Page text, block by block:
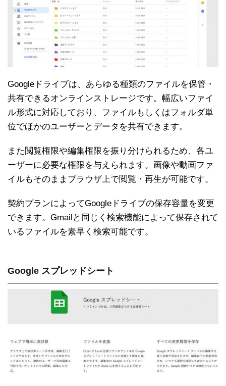
Googleドライブは、あらゆる種類のファイルを保管・
共有できるオンラインストレージです。幅広いファイ
ル形式に対応しており、ファイルもしくはフォルダ単
位でほかのユーザーとデータを共有できます。
また閲覧権限や編集権限を振り分けられるため、各ユ
ーザーに必要な権限を与えられます。画像や動画ファ
イルもそのままブラウザ上で閲覧・再生が可能です。
契約プランによってGoogleドライブの保存容量を変更
できます。Gmailと同じく検索機能によって保存されて
いるファイルを素早く検索可能です。
Google スプレッドシート